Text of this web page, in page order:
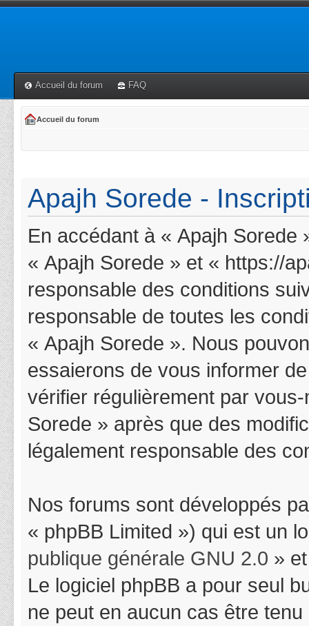
Accueil du forum FAQ
Accueil du forum
Apajh Sorede -
En accédant à « Apajh
« Apajh Sorede » et « https://
responsable des conditions
responsable de toutes les
« Apajh Sorede ». Nous
essaierons de vous informer
vérifier régulièrement par
Sorede » après que des
légalement responsable des
Nos forums sont développés
« phpBB Limited ») qui est un
publique générale GNU 2.0 »
Le logiciel phpBB a pour seul
ne peut en aucun cas être